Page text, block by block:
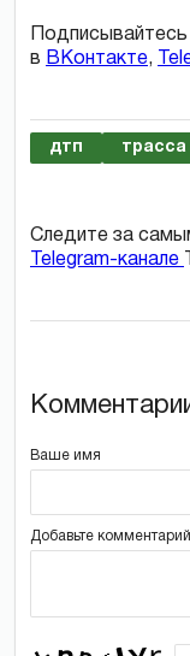
в ВКонтакте,
дтп трасса
Следите за
Telegram-канале
Ваше имя
Добавьте комментарий